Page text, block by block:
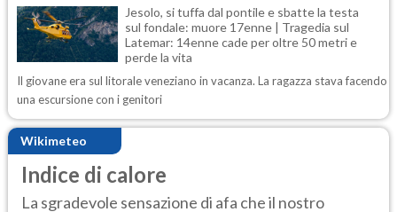
Jesolo, si tuffa dal pontile e sbatte la testa
sul fondale: muore 17enne | Tragedia sul
Latemar: 14enne cade per oltre 50 metri e
perde la vita
Il giovane era sul litorale veneziano in vacanza. La ragazza stava facendo
una escursione con i genitori
Wikimeteo
Indice di calore
La sgradevole sensazione di afa che il nostro